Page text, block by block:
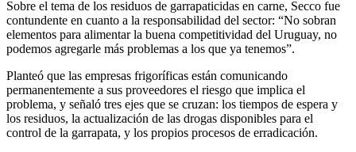
Sobre el tema de los residuos de garrapaticidas en carne, Secco fue
contundente en cuanto a la responsabilidad del sector: “No sobran
elementos para alimentar la buena competitividad del Uruguay, no
podemos agregarle más problemas a los que ya tenemos”.
Planteó que las empresas frigoríficas están comunicando
permanentemente a sus proveedores el riesgo que implica el
problema, y señaló tres ejes que se cruzan: los tiempos de espera y
los residuos, la actualización de las drogas disponibles para el
control de la garrapata, y los propios procesos de erradicación.